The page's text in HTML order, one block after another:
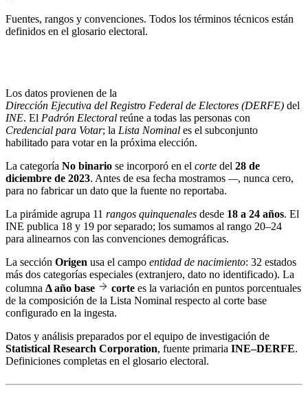
Fuentes, rangos y convenciones. Todos los términos técnicos están
definidos en el glosario electoral.
Los datos provienen de la
Dirección Ejecutiva del Registro Federal de Electores (DERFE) del
INE. El Padrón Electoral reúne a todas las personas con
Credencial para Votar; la Lista Nominal es el subconjunto
habilitado para votar en la próxima elección.
La categoría No binario se incorporó en el corte del 28 de
diciembre de 2023. Antes de esa fecha mostramos —, nunca cero,
para no fabricar un dato que la fuente no reportaba.
La pirámide agrupa 11 rangos quinquenales desde 18 a 24 años. El
INE publica 18 y 19 por separado; los sumamos al rango 20–24
para alinearnos con las convenciones demográficas.
La sección Origen usa el campo entidad de nacimiento: 32 estados
más dos categorías especiales (extranjero, dato no identificado). La
columna Δ año base corte es la variación en puntos porcentuales
de la composición de la Lista Nominal respecto al corte base
configurado en la ingesta.
Datos y análisis preparados por el equipo de investigación de
Statistical Research Corporation, fuente primaria INE–DERFE.
Definiciones completas en el glosario electoral.